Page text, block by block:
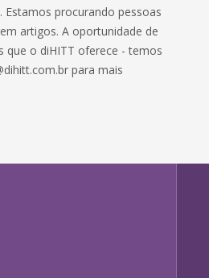
Estamos procurando pessoas
artigos. A oportunidade de
que o diHITT oferece - temos
para mais